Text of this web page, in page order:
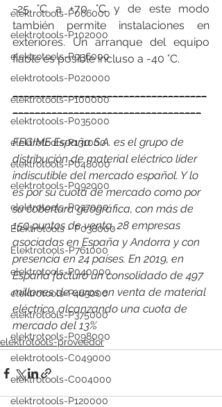
elektrotools-P066000
elektrotools-P102000
elektrotools-P036000
elektrotools-P020000
elektrotools-P100000
elektrotools-P035000
elektrotools-P131000
elektrotools-P048000
elektrotools-P092000
elektrotools-P027000
Elektrotools - P038000
Elektrotools-P761000
elektrotools-P040000
elektrotools-P463000
elektrotools-P375000
elektrotools-P098000
elektrotools-C049000
elektrotools-C004000
elektrotools-P120000
-25 °C a +70 °C y de este modo
también permite instalaciones en
exteriores. Un arranque del equipo
fiable es posible incluso a -40 °C.
___________________________________
FEGIME España S.A. es el grupo de
distribución de material eléctrico líder
indiscutible del mercado español. Y lo
es por su cuota de mercado como por
su cobertura geográfica, con más de
150 puntos de venta, 28 empresas
asociadas en España y Andorra y con
presencia en 24 países. En 2019, en
España facturó un consolidado de 497
millones de euros en venta de material
eléctrico, alcanzando una cuota de
mercado del 13%
elektrotools-proveedor